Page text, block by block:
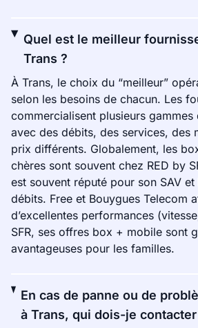
Quel est le meilleur
Trans ?
À Trans, le choix du “meilleur”
selon les besoins de chacun. Les
commercialisent plusieurs gammes
avec des débits, des services, des
prix différents. Globalement, les
chères sont souvent chez RED by
est souvent réputé pour son SAV
débits. Free et Bouygues Telecom
d’excellentes performances
SFR, ses offres box + mobile sont
avantageuses pour les familles.
En cas de panne ou de
à Trans, qui dois-je contacter